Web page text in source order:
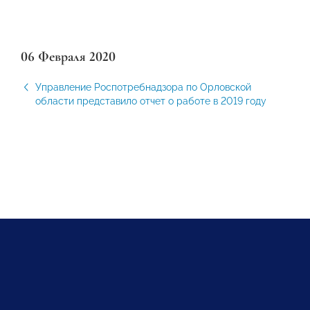
06 Февраля 2020
Управление Роспотребнадзора по Орловской
области представило отчет о работе в 2019 году